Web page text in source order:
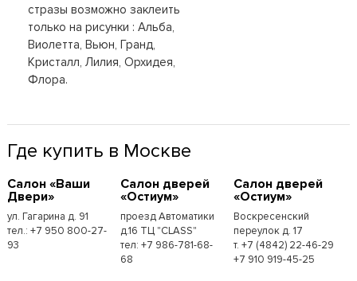
стразы возможно заклеить
только на рисунки : Альба,
Виолетта, Вьюн, Гранд,
Кристалл, Лилия, Орхидея,
Флора.
Где купить в Москве
Cалон «Ваши
Двери»
ул. Гагарина д. 91
тел.: +7 950 800-27-
93
Cалон дверей
«Остиум»
проезд Автоматики
д.16 ТЦ "CLASS"
тел: +7 986-781-68-
68
Cалон дверей
«Остиум»
Воскресенский
переулок д. 17
т. +7 (4842) 22-46-29
+7 910 919-45-25